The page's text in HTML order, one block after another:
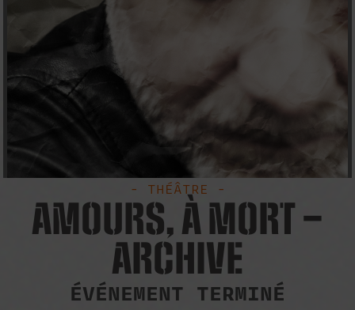
- THÉÂTRE -
AMOURS, À MORT –
ARCHIVE
ÉVÉNEMENT TERMINÉ